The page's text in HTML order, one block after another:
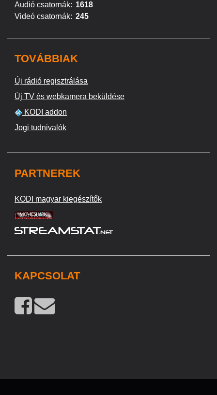
Audió csatornák: 1618
Videó csatornák: 245
TOVÁBBIAK
Új rádió regisztrálása
Új TV és webkamera beküldése
KODI addon
Jogi tudnivalók
PARTNEREK
KODI magyar kiegészítők
KAPCSOLAT